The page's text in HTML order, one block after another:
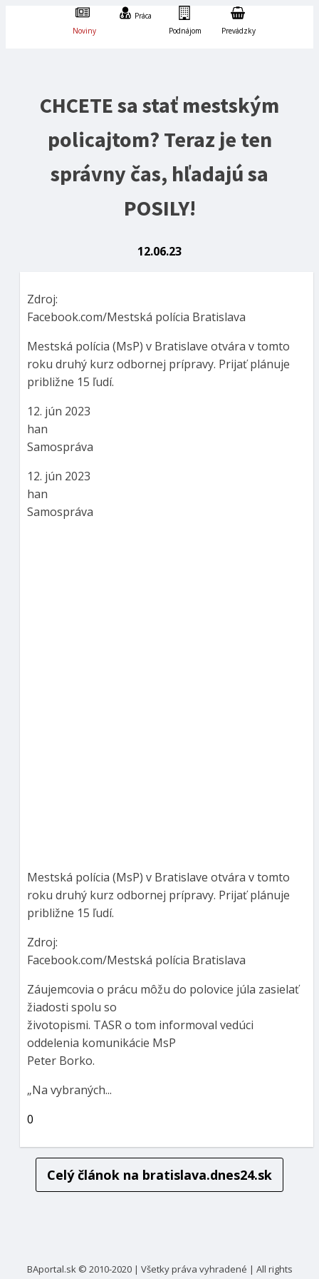
Noviny
Práca
Podnájom
Prevádzky
CHCETE sa stať mestským
policajtom? Teraz je ten
správny čas, hľadajú sa
POSILY!
12.06.23
Zdroj:
Facebook.com/Mestská polícia Bratislava
Mestská polícia (MsP) v Bratislave otvára v tomto
roku druhý kurz odbornej prípravy. Prijať plánuje
približne 15 ľudí.
12. jún 2023
han
Samospráva
12. jún 2023
han
Samospráva
Mestská polícia (MsP) v Bratislave otvára v tomto
roku druhý kurz odbornej prípravy. Prijať plánuje
približne 15 ľudí.
Zdroj:
Facebook.com/Mestská polícia Bratislava
Záujemcovia o prácu môžu do polovice júla zasielať
žiadosti spolu so
životopismi. TASR o tom informoval vedúci
oddelenia komunikácie MsP
Peter Borko.
„Na vybraných...
0
Celý článok na bratislava.dnes24.sk
BAportal.sk © 2010-2020 | Všetky práva vyhradené | All rights